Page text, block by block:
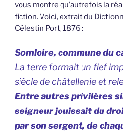
vous montre qu’autrefois la
fiction. Voici, extrait du
Célestin Port, 1876 :
Somloire, commune du
La terre formait un fief
siècle de châtellenie et
Entre autres privilères
seigneur jouissait du
par son sergent, de